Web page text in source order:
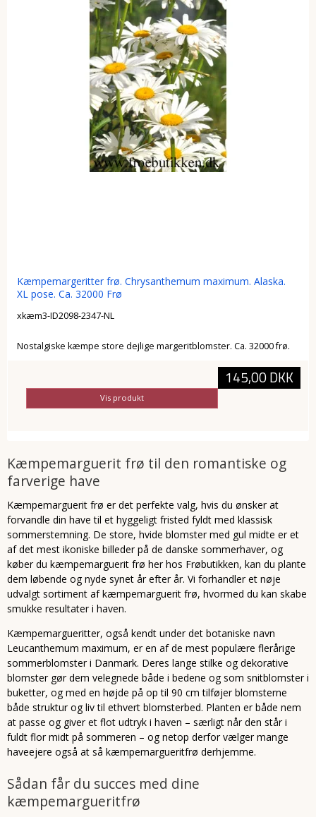
Kæmpemargeritter frø. Chrysanthemum maximum. Alaska.
XL pose. Ca. 32000 Frø
xkæm3-ID2098-2347-NL
Nostalgiske kæmpe store dejlige margeritblomster. Ca. 32000 frø.
145,00 DKK
Vis produkt
Kæmpemarguerit frø til den romantiske og
farverige have
Kæmpemarguerit frø er det perfekte valg, hvis du ønsker at
forvandle din have til et hyggeligt fristed fyldt med klassisk
sommerstemning. De store, hvide blomster med gul midte er et
af det mest ikoniske billeder på de danske sommerhaver, og
køber du kæmpemarguerit frø her hos Frøbutikken, kan du plante
dem løbende og nyde synet år efter år. Vi forhandler et nøje
udvalgt sortiment af kæmpemarguerit frø, hvormed du kan skabe
smukke resultater i haven.
Kæmpemargueritter, også kendt under det botaniske navn
Leucanthemum maximum, er en af de mest populære flerårige
sommerblomster i Danmark. Deres lange stilke og dekorative
blomster gør dem velegnede både i bedene og som snitblomster i
buketter, og med en højde på op til 90 cm tilføjer blomsterne
både struktur og liv til ethvert blomsterbed. Planten er både nem
at passe og giver et flot udtryk i haven – særligt når den står i
fuldt flor midt på sommeren – og netop derfor vælger mange
haveejere også at så kæmpemargueritfrø derhjemme.
Sådan får du succes med dine
kæmpemargueritfrø